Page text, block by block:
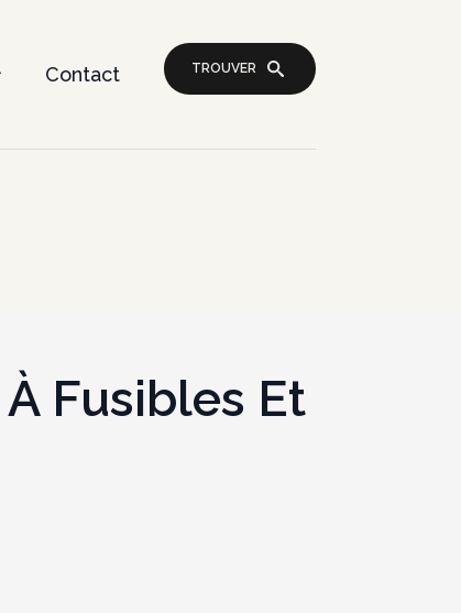
Contact TROUVER
Fusibles Et